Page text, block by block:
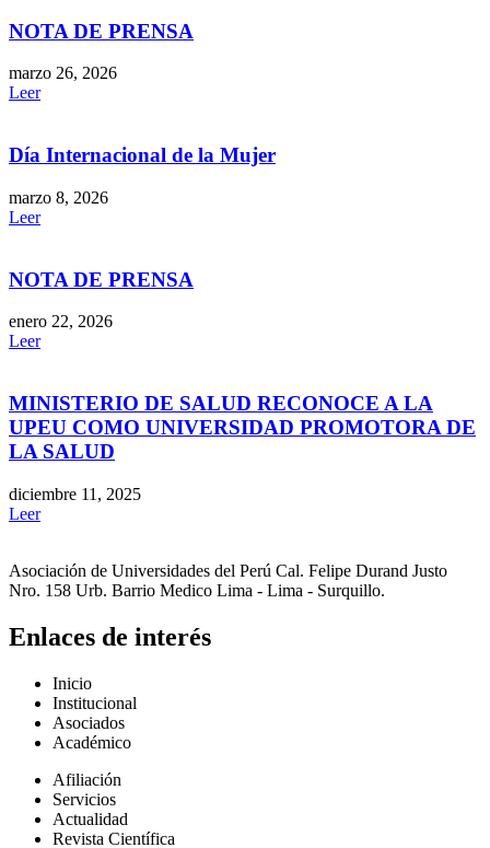
NOTA DE PRENSA
marzo 26, 2026
Leer
Día Internacional de la Mujer
marzo 8, 2026
Leer
NOTA DE PRENSA
enero 22, 2026
Leer
MINISTERIO DE SALUD RECONOCE A LA
UPEU COMO UNIVERSIDAD PROMOTORA DE
LA SALUD
diciembre 11, 2025
Leer
Asociación de Universidades del Perú Cal. Felipe Durand Justo
Nro. 158 Urb. Barrio Medico Lima - Lima - Surquillo.
Enlaces de interés
Inicio
Institucional
Asociados
Académico
Afiliación
Servicios
Actualidad
Revista Científica